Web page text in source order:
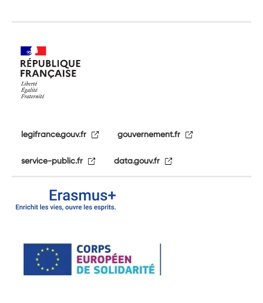
legifrance.gouv.fr gouvernement.fr
service-public.fr data.gouv.fr